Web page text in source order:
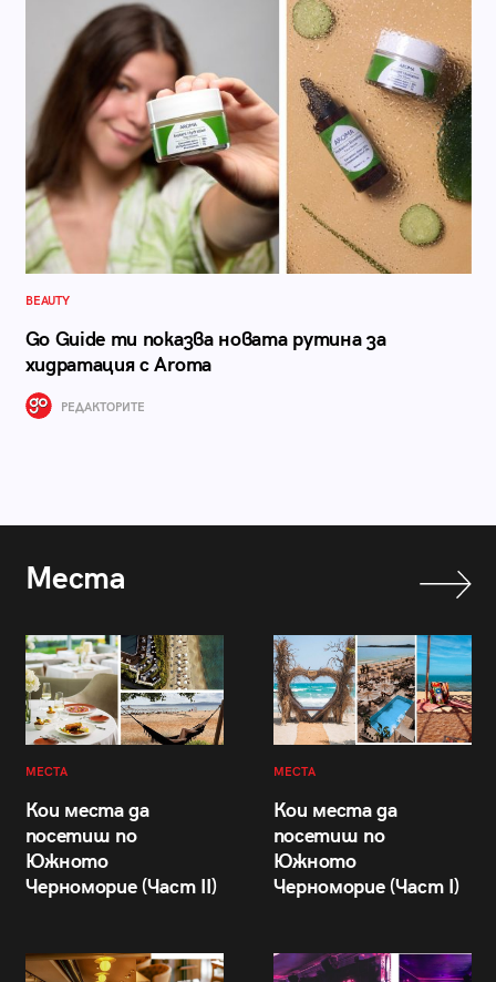
BEAUTY
Go Guide ти показва новата рутина за
хидратация с Aroma
РЕДАКТОРИТЕ
Места
МЕСТА
Кои места да
посетиш по
Южното
Черноморие (Част II)
МЕСТА
Кои места да
посетиш по
Южното
Черноморие (Част I)